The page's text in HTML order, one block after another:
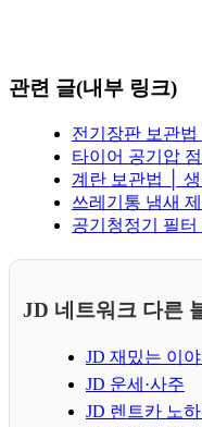
관련 글(내부 링크)
전기장판 보관
타이어 공기압
계란 보관법 │
쓰레기통 냄새
공기청정기 필
JD 네트워크 다른
JD 재밌는 이
JD 운세·사주
JD 렌트카 노